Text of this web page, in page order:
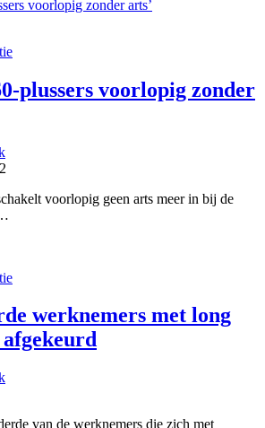
plussers voorlopig zonder
voorlopig geen arts meer in bij de
werknemers met long
van de werknemers die zich met